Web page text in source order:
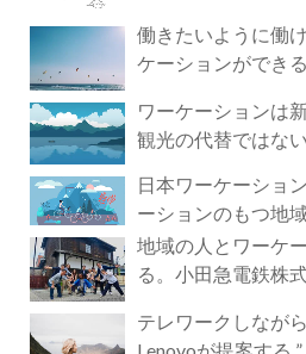
働きたいように働
ケーションができ
ワーケーションは
観光の代替ではな
日本ワーケーショ
ーションのもつ地
地域の人とワーケ
る。小田急電鉄株
テレワークしなが